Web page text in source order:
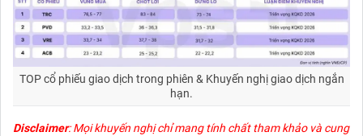
TOP cổ phiếu giao dịch trong phiên & Khuyến nghị giao dịch ngắn
hạn.
Disclaimer: Mọi khuyến nghị chỉ mang tính chất tham khảo và cung